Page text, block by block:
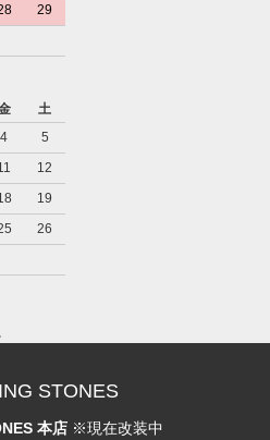
29
土
4
5
12
19
26
STONES
本店※現在改装中